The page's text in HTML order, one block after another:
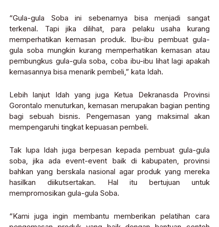
“Gula-gula Soba ini sebenarnya bisa menjadi sangat
terkenal. Tapi jika dilihat, para pelaku usaha kurang
memperhatikan kemasan produk. Ibu-ibu pembuat gula-
gula soba mungkin kurang memperhatikan kemasan atau
pembungkus gula-gula soba, coba ibu-ibu lihat lagi apakah
kemasannya bisa menarik pembeli,” kata Idah.
Lebih lanjut Idah yang juga Ketua Dekranasda Provinsi
Gorontalo menuturkan, kemasan merupakan bagian penting
bagi sebuah bisnis. Pengemasan yang maksimal akan
mempengaruhi tingkat kepuasan pembeli.
Tak lupa Idah juga berpesan kepada pembuat gula-gula
soba, jika ada event-event baik di kabupaten, provinsi
bahkan yang berskala nasional agar produk yang mereka
hasilkan diikutsertakan. Hal itu bertujuan untuk
mempromosikan gula-gula Soba.
“Kami juga ingin membantu memberikan pelatihan cara